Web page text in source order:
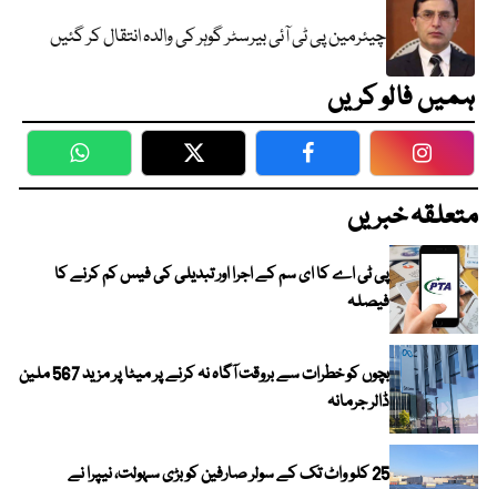
چیئرمین پی ٹی آئی بیرسٹر گوہر کی والدہ انتقال کر گئیں
ہمیں فالو کریں
WhatsApp Twitter Facebook
متعلقہ خبریں
پی ٹی اے کا ای سم کے اجرا اور تبدیلی کی فیس کم کرنے کا
فیصلہ
بچوں کو خطرات سے بروقت آگاہ نہ کرنے پر میٹا پر مزید 567 ملین
ڈالر جرمانہ
25 کلو واٹ تک کے سولر صارفین کو بڑی سہولت، نیپرا نے